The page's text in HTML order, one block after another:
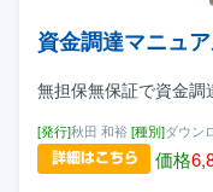
資金調達マニュ
無担保無保証で資金調
[発行]秋田 和裕[種別]ダウン
価格